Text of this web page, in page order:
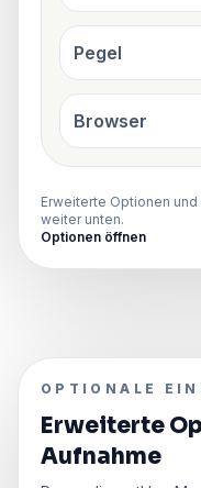
Pegel
Browser
Erweiterte Optionen
weiter unten.
Optionen öffnen
OPTIONALE
Erweiterte
Aufnahme